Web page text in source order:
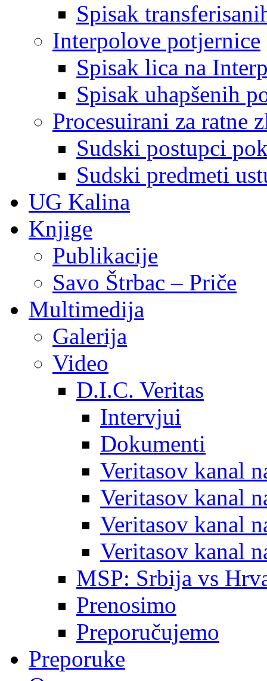
Spisak
Interpolove potjernice
Spisak lica na
Spisak uhapšenih
Procesuirani za ratne
Sudski postupci
Sudski predmeti
UG Kalina
Knjige
Publikacije
Savo Štrbac – Priče
Multimedija
Galerija
Video
D.I.C. Veritas
Intervjui
Dokumenti
Veritasov kanal
Veritasov kanal
Veritasov kanal
Veritasov kanal
MSP: Srbija vs
Prenosimo
Preporučujemo
Preporuke